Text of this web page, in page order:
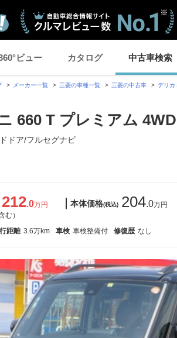
ビュー カタログ 中古車検索
メーカー一覧 三菱の車種一覧 三菱の中古車 デリカ
660 T プレミアム 4WD
ドア/フルセグナビ
212.0万円
む）
本体価格(税込) 204.0万円
距離 3.6万km 車検 車検整備付 修復歴 なし